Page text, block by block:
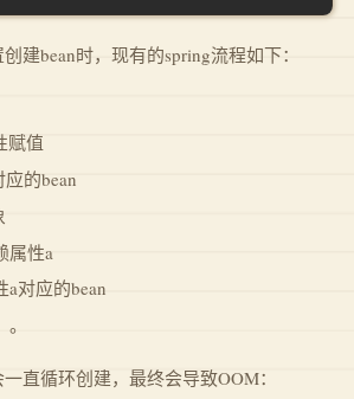
建bean时，现有的spring流程如下：
赋值
的bean
属性a
a对应的bean
直循环创建，最终会导致OOM：